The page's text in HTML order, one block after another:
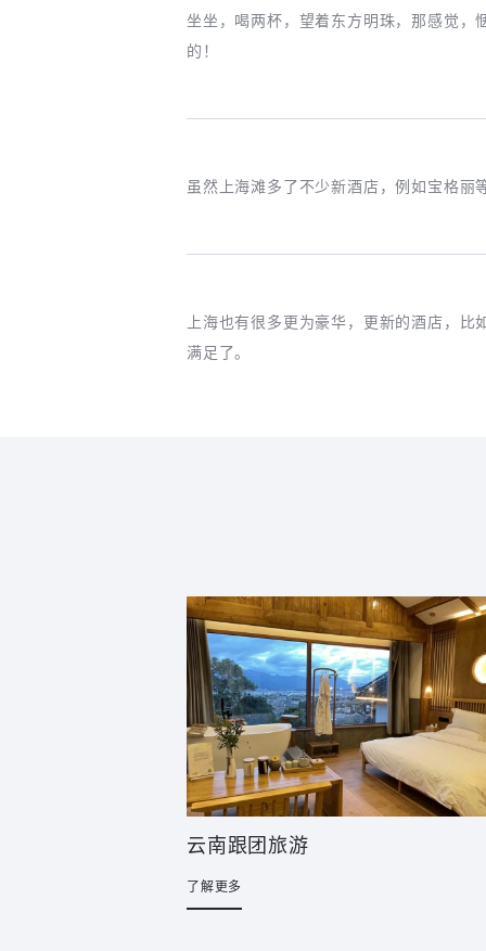
坐坐，喝两杯，望着东方明珠，那感觉，
的！
虽然上海滩多了不少新酒店，例如宝格
上海也有很多更为豪华，更新的酒店，
满足了。
云南跟团旅游
了解更多